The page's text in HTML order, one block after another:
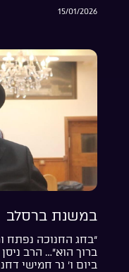
15/01/2026
במשנת ברסלב
“בחג החנוכה נפתח
ברוך הוא”… הרב
ביום ו’ נר חמישי